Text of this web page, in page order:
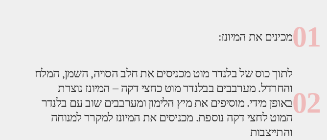
01מכינים את המיונז:
02
לתוך כוס של בלנדר מוט מכניסים את חלב הסויה, השמן, המלח
והחרדל. מערבבים בבלנדר מוט כחצי דקה – המיונז נוצרת
באופן מידי. מוסיפים את מיץ הלימון ומערבבים שוב עם בלנדר
המוט לחצי דקה נוספת. מכניסים את המיונז למקרר למנוחה
והתייצבות